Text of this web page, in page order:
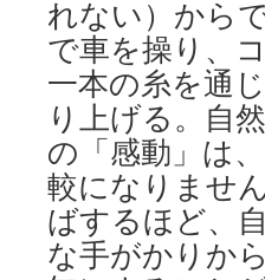
れない）から
で車を操り、
一本の糸を通
り上げる。自
の「感動」は
較になりませ
ばするほど、
な手がかりか